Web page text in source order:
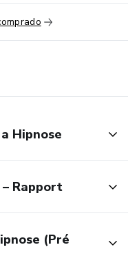
Hipnose
– Rapport
(Pré